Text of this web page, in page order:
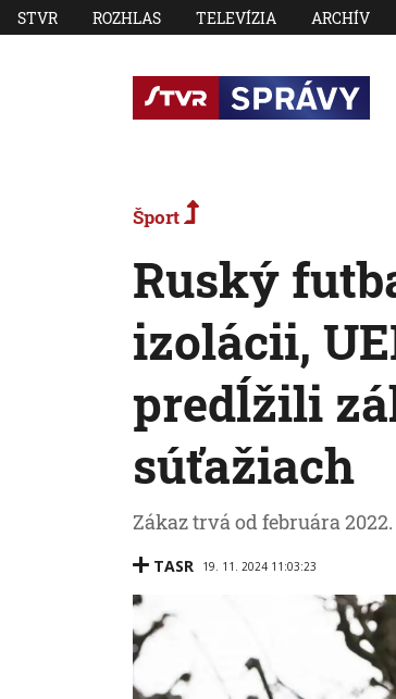
STVR ROZHLAS TELEVÍZIA ARCHÍV
Šport
Ruský
izolácii,
predĺžili
súťažiach
Zákaz trvá od februára 2022.
TASR 19. 11. 2024 11:03:23